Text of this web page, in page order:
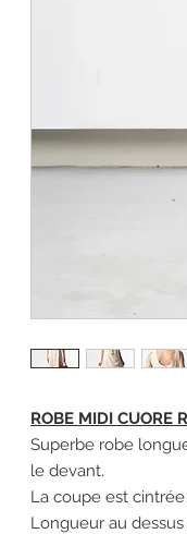
ROBE MIDI CUORE
Superbe robe
le devant.
La coupe est
Longueur au